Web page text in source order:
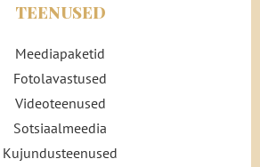
TEENUSED
Meediapaketid
Fotolavastused
Videoteenused
Sotsiaalmeedia
Kujundusteenused